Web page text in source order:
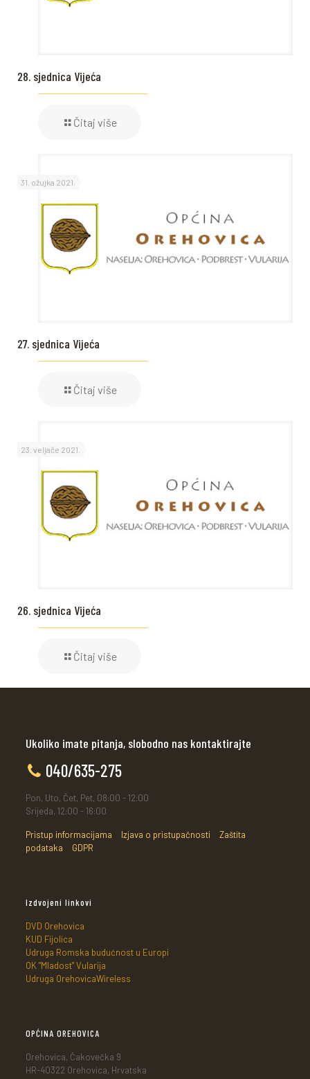
28. sjednica Vijeća
Čitaj više
31. ožujka 2021.
27. sjednica Vijeća
Čitaj više
23. veljače 2021.
26. sjednica Vijeća
Čitaj više
Ukoliko imate pitanja, slobodno nas kontaktirajte
040/635-275
Pon, Uto, Čet, Pet, 08:00 - 12:00
Srijeda, 12:00 - 16:00
Pristup informacijama Izjava o pristupačnosti
Zaštita
podataka
GDPR
Izdvojeni linkovi
DVD Orehovica
KUD Fijolica
Udruga Romska budućnost u Europi
OK "Mladost" Vularija
Udruga OrehovicaWireless
OPĆINA OREHOVICA
Orehovica, Čakovečka 9
HR-40322 Orehovica, Hrvatska